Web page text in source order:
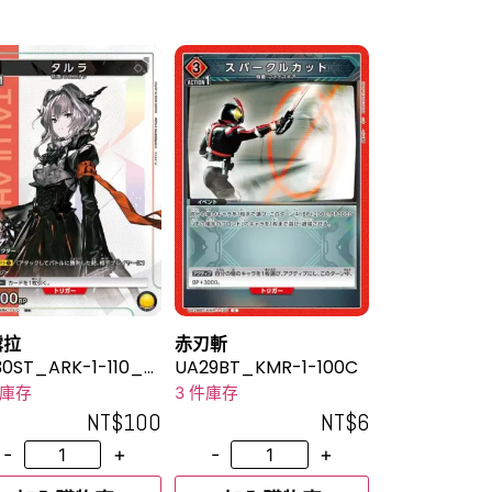
1-110_2
存
NT$100
-
+
赤刃斬
UA29BT_KMR-1-100C
3 件庫存
NT$6
-
+